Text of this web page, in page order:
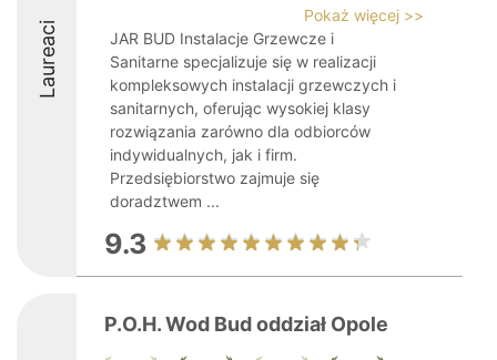
Laureaci
Pokaż więcej >>
JAR BUD Instalacje Grzewcze i
Sanitarne specjalizuje się w realizacji
kompleksowych instalacji grzewczych i
sanitarnych, oferując wysokiej klasy
rozwiązania zarówno dla odbiorców
indywidualnych, jak i firm.
Przedsiębiorstwo zajmuje się
doradztwem ...
9.3
P.O.H. Wod Bud oddział Opole